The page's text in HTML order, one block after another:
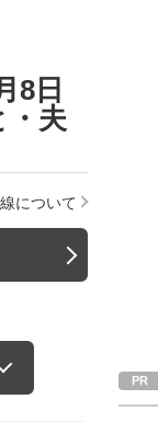
8日
・夫
について